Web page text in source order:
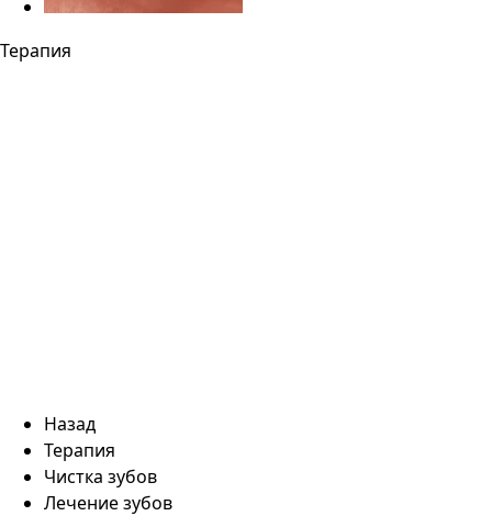
Терапия
Назад
Терапия
Чистка зубов
Лечение зубов